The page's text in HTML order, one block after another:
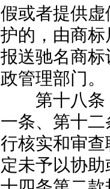
假或者提供
护的，由商
报送驰名商
政管理部门。
第十八条
一条、第十
行核实和审
定未予以协